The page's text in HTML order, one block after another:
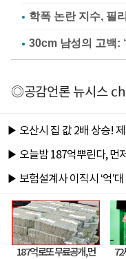
학폭 논란 지수, 필
◎공감언론 뉴시스